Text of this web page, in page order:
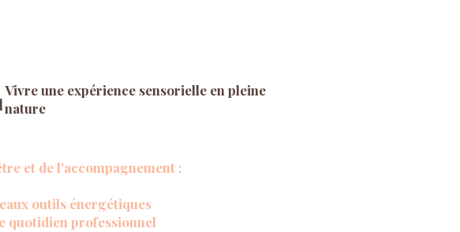
Vivre une expérience sensorielle en pleine
nature
et de l'accompagnement :
outils énergétiques
professionnel